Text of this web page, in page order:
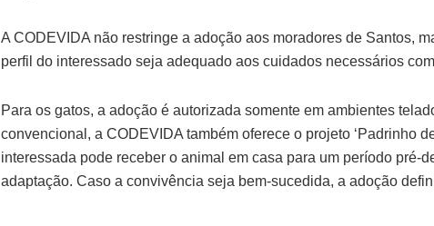
A CODEVIDA não restringe a adoção aos moradores de Santos,
perfil do interessado seja adequado aos cuidados necessários
Para os gatos, a adoção é autorizada somente em ambientes
convencional, a CODEVIDA também oferece o projeto ‘Padrinho
interessada pode receber o animal em casa para um período pré-
adaptação. Caso a convivência seja bem-sucedida, a adoção